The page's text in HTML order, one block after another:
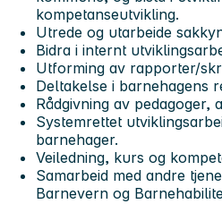
kompetanseutvikling.
Utrede og utarbeide
Bidra i internt
Utforming av rapporter/
Deltakelse i barnehagens
Rådgivning av pedagoger,
Systemrettet
barnehager.
Veiledning, kurs og
Samarbeid med andre
Barnevern og